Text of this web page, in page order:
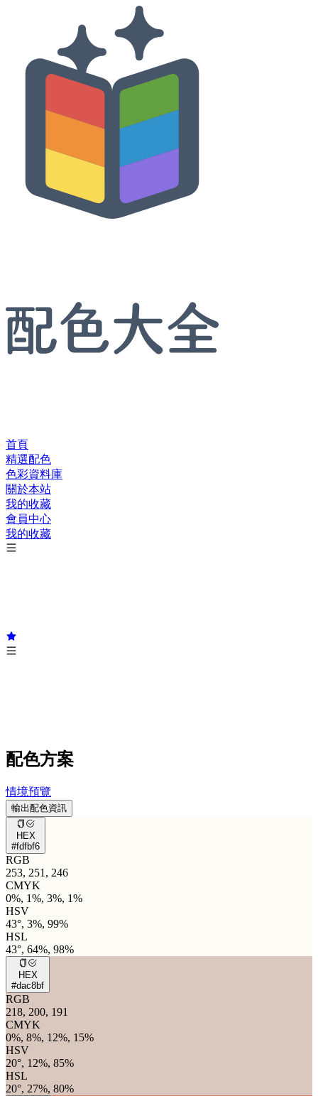
首頁
精選配色
色彩資料庫
關於本站
我的收藏
會員中心
我的收藏
配色方案
情境預覽
輸出配色資訊
HEX
#fdfbf6
RGB
253, 251, 246
CMYK
0%, 1%, 3%, 1%
HSV
43°, 3%, 99%
HSL
43°, 64%, 98%
HEX
#dac8bf
RGB
218, 200, 191
CMYK
0%, 8%, 12%, 15%
HSV
20°, 12%, 85%
HSL
20°, 27%, 80%